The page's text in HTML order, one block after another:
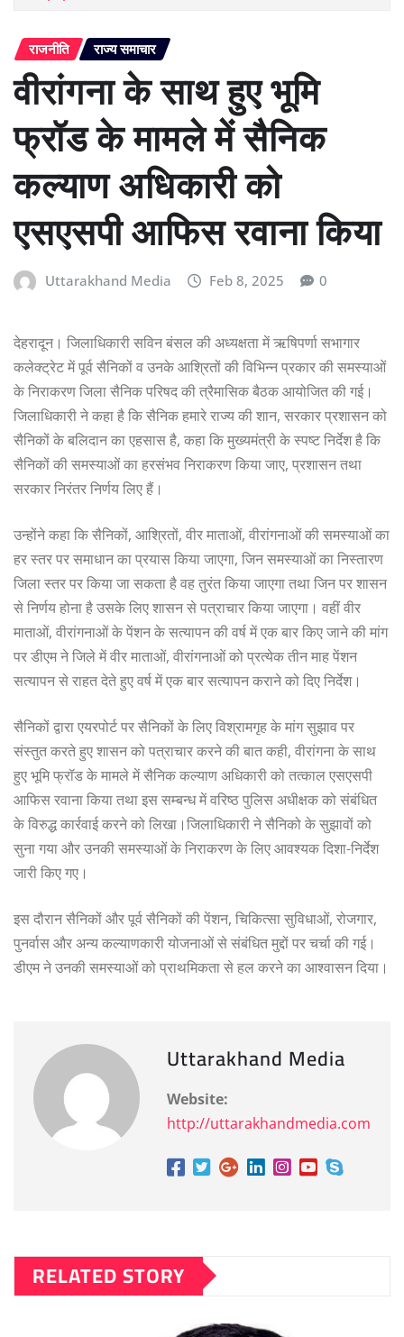
राजनीति राज्य समाचार
वीरांगना के साथ हुए भूमि
फ्रॉड के मामले में सैनिक
कल्याण अधिकारी को
एसएसपी आफिस रवाना किया
Uttarakhand Media Feb 8, 2025 0
देहरादून। जिलाधिकारी सविन बंसल की अध्यक्षता में ऋषिपर्णा सभागार
कलेक्ट्रेट में पूर्व सैनिकों व उनके आश्रितों की विभिन्न प्रकार की समस्याओं
के निराकरण जिला सैनिक परिषद की त्रैमासिक बैठक आयोजित की गई।
जिलाधिकारी ने कहा है कि सैनिक हमारे राज्य की शान, सरकार प्रशासन को
सैनिकों के बलिदान का एहसास है, कहा कि मुख्यमंत्री के स्पष्ट निर्देश है कि
सैनिकों की समस्याओं का हरसंभव निराकरण किया जाए, प्रशासन तथा
सरकार निरंतर निर्णय लिए हैं।
उन्होंने कहा कि सैनिकों, आश्रितों, वीर माताओं, वीरांगनाओं की समस्याओं का
हर स्तर पर समाधान का प्रयास किया जाएगा, जिन समस्याओं का निस्तारण
जिला स्तर पर किया जा सकता है वह तुरंत किया जाएगा तथा जिन पर शासन
से निर्णय होना है उसके लिए शासन से पत्राचार किया जाएगा। वहीं वीर
माताओं, वीरांगनाओं के पेंशन के सत्यापन की वर्ष में एक बार किए जाने की मांग
पर डीएम ने जिले में वीर माताओं, वीरांगनाओं को प्रत्येक तीन माह पेंशन
सत्यापन से राहत देते हुए वर्ष में एक बार सत्यापन कराने को दिए निर्देश।
सैनिकों द्वारा एयरपोर्ट पर सैनिकों के लिए विश्रामगृह के मांग सुझाव पर
संस्तुत करते हुए शासन को पत्राचार करने की बात कही, वीरांगना के साथ
हुए भूमि फ्रॉड के मामले में सैनिक कल्याण अधिकारी को तत्काल एसएसपी
आफिस रवाना किया तथा इस सम्बन्ध में वरिष्ठ पुलिस अधीक्षक को संबंधित
के विरुद्ध कार्रवाई करने को लिखा।जिलाधिकारी ने सैनिको के सुझावों को
सुना गया और उनकी समस्याओं के निराकरण के लिए आवश्यक दिशा-निर्देश
जारी किए गए।
इस दौरान सैनिकों और पूर्व सैनिकों की पेंशन, चिकित्सा सुविधाओं, रोजगार,
पुनर्वास और अन्य कल्याणकारी योजनाओं से संबंधित मुद्दों पर चर्चा की गई।
डीएम ने उनकी समस्याओं को प्राथमिकता से हल करने का आश्वासन दिया।
Uttarakhand Media
Website:
http://uttarakhandmedia.com
RELATED STORY